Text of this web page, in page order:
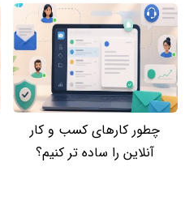
چطور کارهای کسب‌ و کار
آنلاین را ساده‌ تر کنیم؟